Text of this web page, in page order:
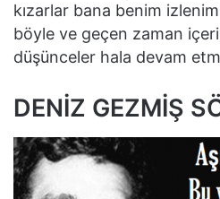
kızarlar bana benim
böyle ve geçen zaman
düşünceler hala devam
DENİZ GEZMİŞ